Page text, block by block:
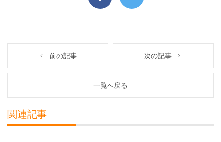
前の記事 次の記事
一覧へ戻る
関連記事